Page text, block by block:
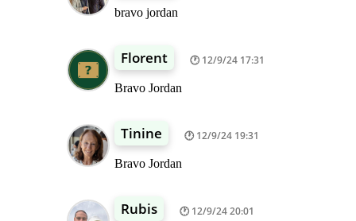
bravo jordan
Florent 12/9/24 17:31
Bravo Jordan
Tinine 12/9/24 19:31
Bravo Jordan
Rubis 12/9/24 20:01